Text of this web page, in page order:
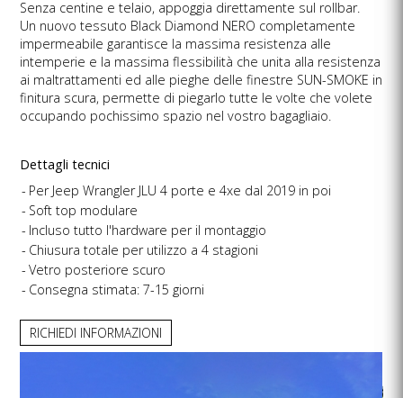
Senza centine e telaio, appoggia direttamente sul rollbar.
Un nuovo tessuto Black Diamond NERO completamente
impermeabile garantisce la massima resistenza alle
intemperie e la massima flessibilità che unita alla resistenza
ai maltrattamenti ed alle pieghe delle finestre SUN-SMOKE in
finitura scura, permette di piegarlo tutte le volte che volete
occupando pochissimo spazio nel vostro bagagliaio.
Dettagli tecnici
Per Jeep Wrangler JLU 4 porte e 4xe dal 2019 in poi
Soft top modulare
Incluso tutto l'hardware per il montaggio
Chiusura totale per utilizzo a 4 stagioni
Vetro posteriore scuro
Consegna stimata: 7-15 giorni
RICHIEDI INFORMAZIONI